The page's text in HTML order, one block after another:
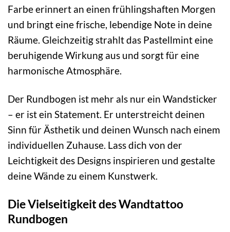
Farbe erinnert an einen frühlingshaften Morgen
und bringt eine frische, lebendige Note in deine
Räume. Gleichzeitig strahlt das Pastellmint eine
beruhigende Wirkung aus und sorgt für eine
harmonische Atmosphäre.
Der Rundbogen ist mehr als nur ein Wandsticker
– er ist ein Statement. Er unterstreicht deinen
Sinn für Ästhetik und deinen Wunsch nach einem
individuellen Zuhause. Lass dich von der
Leichtigkeit des Designs inspirieren und gestalte
deine Wände zu einem Kunstwerk.
Die Vielseitigkeit des Wandtattoo
Rundbogen